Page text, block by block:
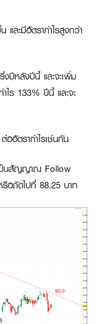
ละมีอัตรากำไรสูงกว่า
ปีหลังปีนี้ และจะเพิ่ม
ไร 133% ปีนี้ และจะ
อัตรากำไรเช่นกัน
เป็นสัญญาณ Follow
รือถัดไปที่ 88.25 บาท